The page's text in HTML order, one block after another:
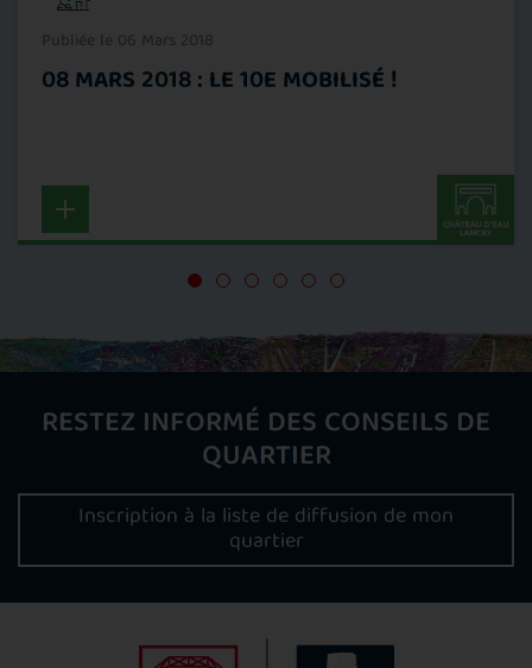
Publiée le 06 Mars 2018
08 MARS 2018 : LE 10E MOBILISÉ !
RESTEZ INFORMÉ DES CONSEILS DE
QUARTIER
Inscription à la liste de diffusion de mon
quartier